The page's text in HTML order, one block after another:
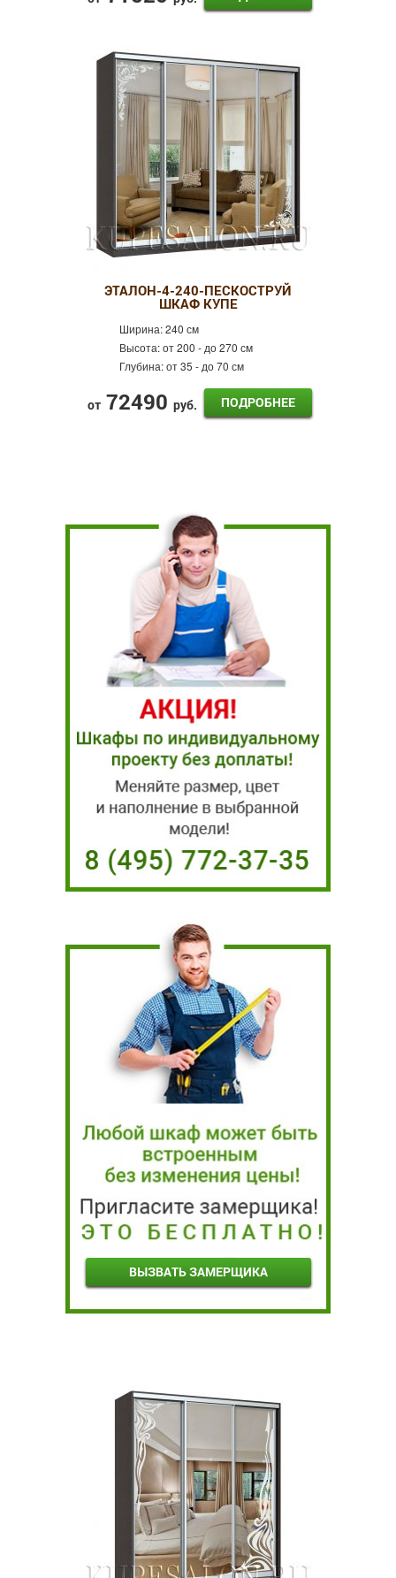
ЭТАЛОН-4-240-ПЕСКОСТРУЙ
ШКАФ КУПЕ
Ширина:240 см
Высота:от 200 - до 270 см
Глубина:от 35 - до 70 см
от 72490 руб. ПОДРОБНЕЕ
ВЫЗВАТЬ ЗАМЕРЩИКА